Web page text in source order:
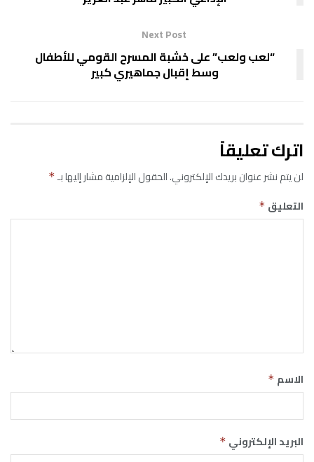
Next Post
“لعب ولعب” على خشبة المسرح القومي للأطفال
وسط إقبال جماهيري كبير
اترك تعليقاً
لن يتم نشر عنوان بريدك الإلكتروني.الحقول الإلزامية مشار إليها بـ*
التعليق *
الاسم *
البريد الإلكتروني *